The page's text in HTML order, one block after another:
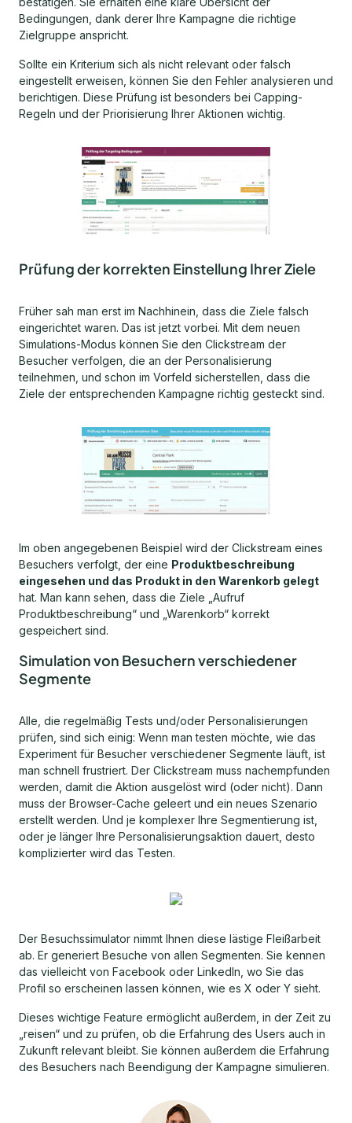
Bedingungen, dank derer Ihre Kampagne die richtige
Zielgruppe anspricht.
Sollte ein Kriterium sich als nicht relevant oder falsch
eingestellt erweisen, können Sie den Fehler analysieren und
berichtigen. Diese Prüfung ist besonders bei Capping-
Regeln und der Priorisierung Ihrer Aktionen wichtig.
Prüfung der korrekten Einstellung Ihrer Ziele
Früher sah man erst im Nachhinein, dass die Ziele falsch
eingerichtet waren. Das ist jetzt vorbei. Mit dem neuen
Simulations-Modus können Sie den Clickstream der
Besucher verfolgen, die an der Personalisierung
teilnehmen, und schon im Vorfeld sicherstellen, dass die
Ziele der entsprechenden Kampagne richtig gesteckt sind.
Im oben angegebenen Beispiel wird der Clickstream eines
Besuchers verfolgt, der eine Produktbeschreibung
eingesehen und das Produkt in den Warenkorb gelegt
hat. Man kann sehen, dass die Ziele „Aufruf
Produktbeschreibung“ und „Warenkorb“ korrekt
gespeichert sind.
Simulation von Besuchern verschiedener
Segmente
Alle, die regelmäßig Tests und/oder Personalisierungen
prüfen, sind sich einig: Wenn man testen möchte, wie das
Experiment für Besucher verschiedener Segmente läuft, ist
man schnell frustriert. Der Clickstream muss nachempfunden
werden, damit die Aktion ausgelöst wird (oder nicht). Dann
muss der Browser-Cache geleert und ein neues Szenario
erstellt werden. Und je komplexer Ihre Segmentierung ist,
oder je länger Ihre Personalisierungsaktion dauert, desto
komplizierter wird das Testen.
Der Besuchssimulator nimmt Ihnen diese lästige Fleißarbeit
ab. Er generiert Besuche von allen Segmenten. Sie kennen
das vielleicht von Facebook oder LinkedIn, wo Sie das
Profil so erscheinen lassen können, wie es X oder Y sieht.
Dieses wichtige Feature ermöglicht außerdem, in der Zeit zu
„reisen“ und zu prüfen, ob die Erfahrung des Users auch in
Zukunft relevant bleibt. Sie können außerdem die Erfahrung
des Besuchers nach Beendigung der Kampagne simulieren.